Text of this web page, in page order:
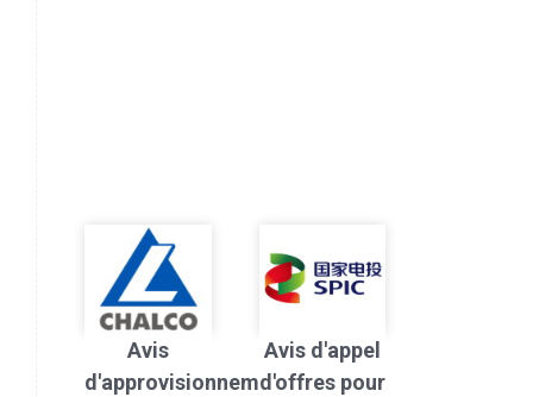
Avis
d'approvisionnement
Avis d'appel
d'offres pour